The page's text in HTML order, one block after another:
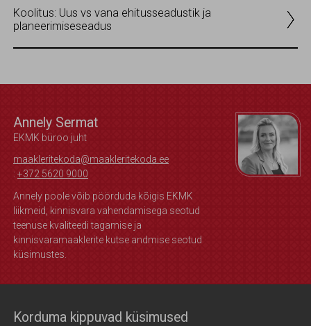
Koolitus: Uus vs vana ehitusseadustik ja
planeerimiseseadus
Annely Sermat
EKMK büroo juht
maakleritekoda@maakleritekoda.ee
: +372 5620 9000
Annely poole võib pöörduda kõigis EKMK
liikmeid, kinnisvara vahendamisega seotud
teenuse kvaliteedi tagamise ja
kinnisvaramaaklerite kutse andmise seotud
küsimustes.
Korduma kippuvad küsimused